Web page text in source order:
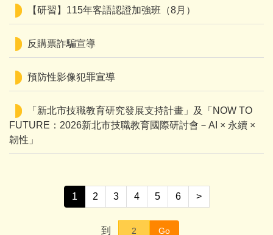
【研習】115年客語認證加強班（8月）
反購票詐騙宣導
預防性影像犯罪宣導
「新北市技職教育研究發展支持計畫」及「NOW TO
FUTURE：2026新北市技職教育國際研討會－AI × 永續 ×
韌性」
1 2 3 4 5 6 >
到 Go